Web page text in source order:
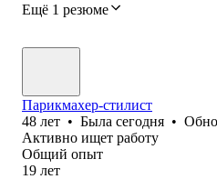
Ещё 1 резюме
Парикмахер-стилист
48 лет • Была сегодня •
Активно ищет работу
Общий опыт
19 лет